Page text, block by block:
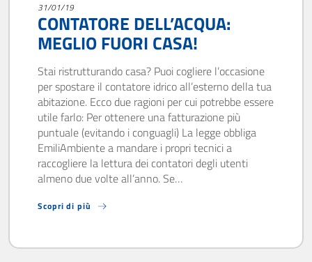
31/01/19
CONTATORE DELL’ACQUA:
MEGLIO FUORI CASA!
Stai ristrutturando casa? Puoi cogliere l’occasione
per spostare il contatore idrico all’esterno della tua
abitazione. Ecco due ragioni per cui potrebbe essere
utile farlo: Per ottenere una fatturazione più
puntuale (evitando i conguagli) La legge obbliga
EmiliAmbiente a mandare i propri tecnici a
raccogliere la lettura dei contatori degli utenti
almeno due volte all’anno. Se…
Scopri di più